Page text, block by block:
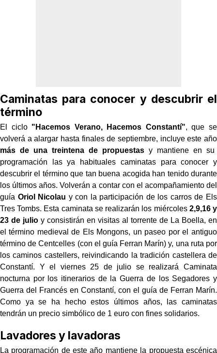
Caminatas para conocer y descubrir el
término
El ciclo "Hacemos Verano, Hacemos Constantí", que se
volverá a alargar hasta finales de septiembre, incluye este año
más de una treintena de propuestasy mantiene en su
programación las ya habituales caminatas para conocer y
descubrir el término que tan buena acogida han tenido durante
los últimos años. Volverán a contar con el acompañamiento del
guía Oriol Nicolau y con la participación de los carros de Els
Tres Tombs. Esta caminata se realizarán los miércoles2,9,16 y
23 de julio y consistirán en visitas al torrente de La Boella, en
el término medieval de Els Mongons, un paseo por el antiguo
término de Centcelles (con el guía Ferran Marín) y, una ruta por
los caminos castellers, reivindicando la tradición castellera de
Constantí. Y el viernes 25 de julio se realizará Caminata
nocturna por los itinerarios de la Guerra de los Segadores y
Guerra del Francés en Constantí, con el guía de Ferran Marín.
Como ya se ha hecho estos últimos años, las caminatas
tendrán un precio simbólico de 1 euro con fines solidarios.
Lavadores y lavadoras
La programación de este año mantiene la propuesta escénica